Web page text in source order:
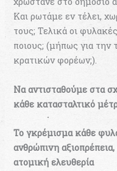
Και ρωτάμε εν τέλει,
τους; Τελικά οι
ποιους; (μήπως για
κρατικών φορέων;).
Να αντισταθούμε στα
κάθε κατασταλτικό
Το γκρέμισμα κάθε
ανθρώπινη
ατομική ελευθερία